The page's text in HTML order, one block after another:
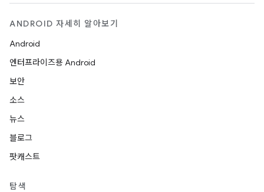
ANDROID 자세히 알아보기
Android
엔터프라이즈용 Android
보안
소스
뉴스
블로그
팟캐스트
탐색